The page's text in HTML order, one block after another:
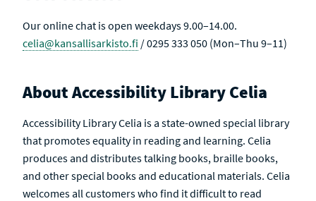
Our online chat is open weekdays 9.00–14.00.
celia@kansallisarkisto.fi / 0295 333 050 (Mon–Thu 9–11)
About Accessibility Library Celia
Accessibility Library Celia is a state-owned special library
that promotes equality in reading and learning. Celia
produces and distributes talking books, braille books,
and other special books and educational materials. Celia
welcomes all customers who find it difficult to read